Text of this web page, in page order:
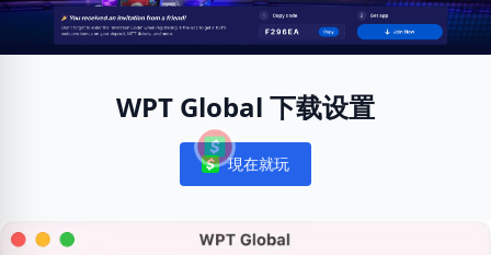
WPT Global 下载设置
Notifications
現在就玩